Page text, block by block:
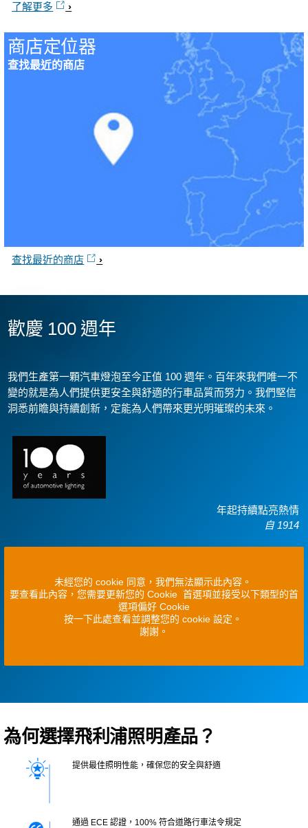
了解更多
商店定位器
查找最近的商店
查找最近的商店
歡慶 100 週年
我們生產第一顆汽車燈泡至今正值 100 週年。百年來我們唯一不
變的就是為人們提供更安全與舒適的行車品質而努力。我們堅信
洞悉前瞻與持續創新，定能為人們帶來更光明璀璨的未來。
年起持續點亮熱情
自 1914
未經您的 cookie 同意，我們無法顯示此內容。
要查看此內容，您需要更新您的 Cookie 首選項並接受以下類型的首
選項偏好 Cookie
按一下此處查看並調整您的 cookie 設定。
謝謝。
為何選擇飛利浦照明產品？
提供最佳照明性能，確保您的安全與舒適
通過 ECE 認證，100% 符合道路行車法令規定